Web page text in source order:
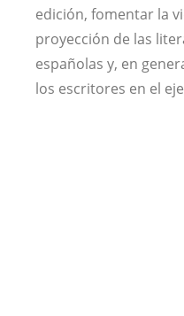
edición, fomentar la
proyección de las
españolas y, en
los escritores en el